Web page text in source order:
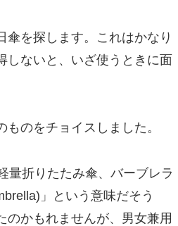
傘を探します。これはかなり
しないと、いざ使うときに面
のをチョイスしました。
量折りたたみ傘、バーブレラ
」という意味だそう
のかもれませんが、男女兼用